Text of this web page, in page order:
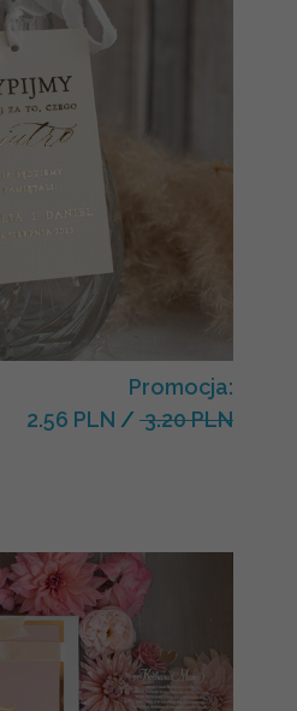
Promocja:
2.56 PLN / 3.20 PLN